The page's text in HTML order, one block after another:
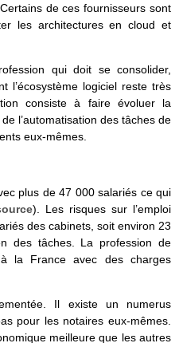
de ces fournisseurs sont
les architectures en cloud et
qui doit se consolider,
l’écosystème logiciel reste très
consiste à faire évoluer la
l’automatisation des tâches de
eux-mêmes.
plus de 47 000 salariés ce qui
). Les risques sur l’emploi
des cabinets, soit environ 23
des tâches. La profession de
la France avec des charges
Il existe un numerus
pour les notaires eux-mêmes.
meilleure que les autres